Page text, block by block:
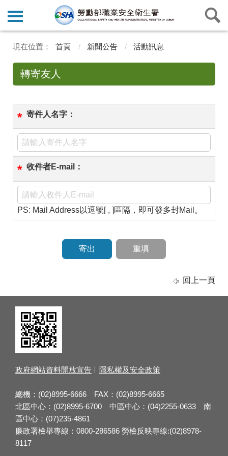
首頁 新聞公告 活動訊息
轉寄友人
* 寄件人名字：
* 收件者E-mail：
PS: Mail Address以逗號[ , ]區隔，即可發多封Mail。
回上一頁
政府網站資料開放宣告 隱私權及安全政策
總機：(02)8995-6666 FAX：(02)8995-6665
北區中心：(02)8995-6700 中區中心：(04)2255-0633 南
區中心：(07)235-4861
廉政署檢舉專線：0800-286586 勞檢反映專線:(02)8978-
8117